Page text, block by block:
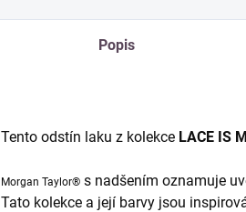
Popis
Tento odstín laku z kolekce LACE IS
Morgan Taylor® s nadšením oznamuje
Tato kolekce a její barvy jsou